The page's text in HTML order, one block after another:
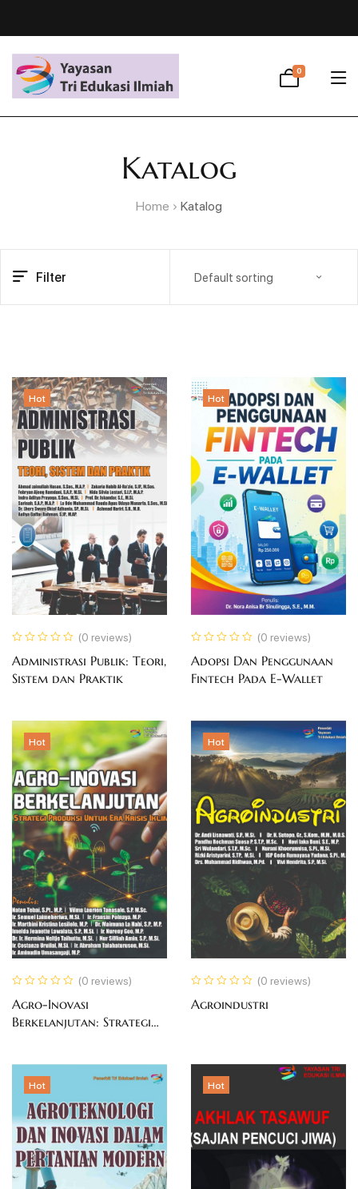
0
Katalog
Home Katalog
Filter Default sorting
Hot
(0 reviews)
Administrasi Publik: Teori,
Sistem dan Praktik
Hot
(0 reviews)
Adopsi Dan Penggunaan
Fintech Pada E-Wallet
Hot
(0 reviews)
Agro-Inovasi
Berkelanjutan: Strategi
Hot
(0 reviews)
Agroindustri
Hot Hot